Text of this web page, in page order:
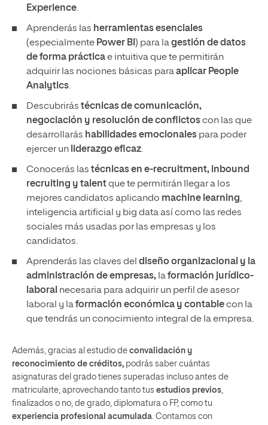
Experience.
Aprenderás las herramientas esenciales
(especialmente Power BI) para lagestión de datos
de forma prácticae intuitiva que te permitirán
adquirir las nociones básicas paraaplicar People
Analytics.
Descubrirás técnicas de comunicación,
negociación y resolución de conflictoscon las que
desarrollarás habilidades emocionales para poder
ejercer un liderazgo eficaz.
Conocerás las técnicas en e-recruitment, inbound
recruiting y talentque te permitirán llegar a los
mejores candidatos aplicando machine learning,
inteligencia artificial y big data así como las redes
sociales más usadas por las empresas y los
candidatos.
Aprenderás las claves del diseño organizacional y la
administración de empresas, laformación jurídico-
laboral necesaria para adquirir un perfil de asesor
laboral y laformación económica y contablecon la
que tendrás un conocimiento integral de la empresa.
Además, gracias al estudio de convalidación y
reconocimiento de créditos, podrás saber cuántas
asignaturas del grado tienes superadas incluso antes de
matricularte, aprovechando tanto tus estudios previos,
finalizados o no, de grado, diplomatura o FP, como tu
experiencia profesional acumulada. Contamos con